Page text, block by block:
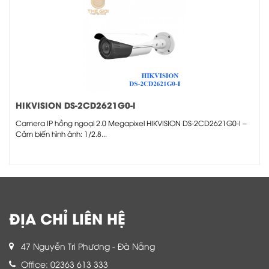
HIKVISION DS-2CD2621G0-I
Camera IP hồng ngoại 2.0 Megapixel HIKVISION DS-2CD2621G0-I –
Cảm biến hình ảnh: 1/2.8...
ĐỊA CHỈ LIÊN HỆ
47 Nguyễn Tri Phương - Đà Nẵng
Office: 02363 613 333